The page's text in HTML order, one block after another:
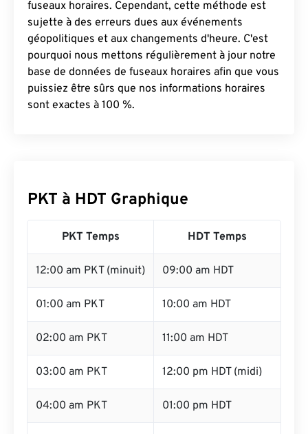
fuseaux horaires. Cependant, cette méthode est
sujette à des erreurs dues aux événements
géopolitiques et aux changements d'heure. C'est
pourquoi nous mettons régulièrement à jour notre
base de données de fuseaux horaires afin que vous
puissiez être sûrs que nos informations horaires
sont exactes à 100 %.
PKT à HDT Graphique
PKT Temps HDT Temps
12:00 am PKT (minuit) 09:00 am HDT
01:00 am PKT 10:00 am HDT
02:00 am PKT 11:00 am HDT
03:00 am PKT 12:00 pm HDT (midi)
04:00 am PKT 01:00 pm HDT